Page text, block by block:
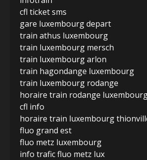
cfl ticket sms
gare luxembourg depart
train athus luxembourg
train luxembourg mersch
train luxembourg arlon
train hagondange luxembourg
train luxembourg rodange
horaire train rodange
cfl info
horaire train luxembourg
fluo grand est
fluo metz luxembourg
info trafic fluo metz lux